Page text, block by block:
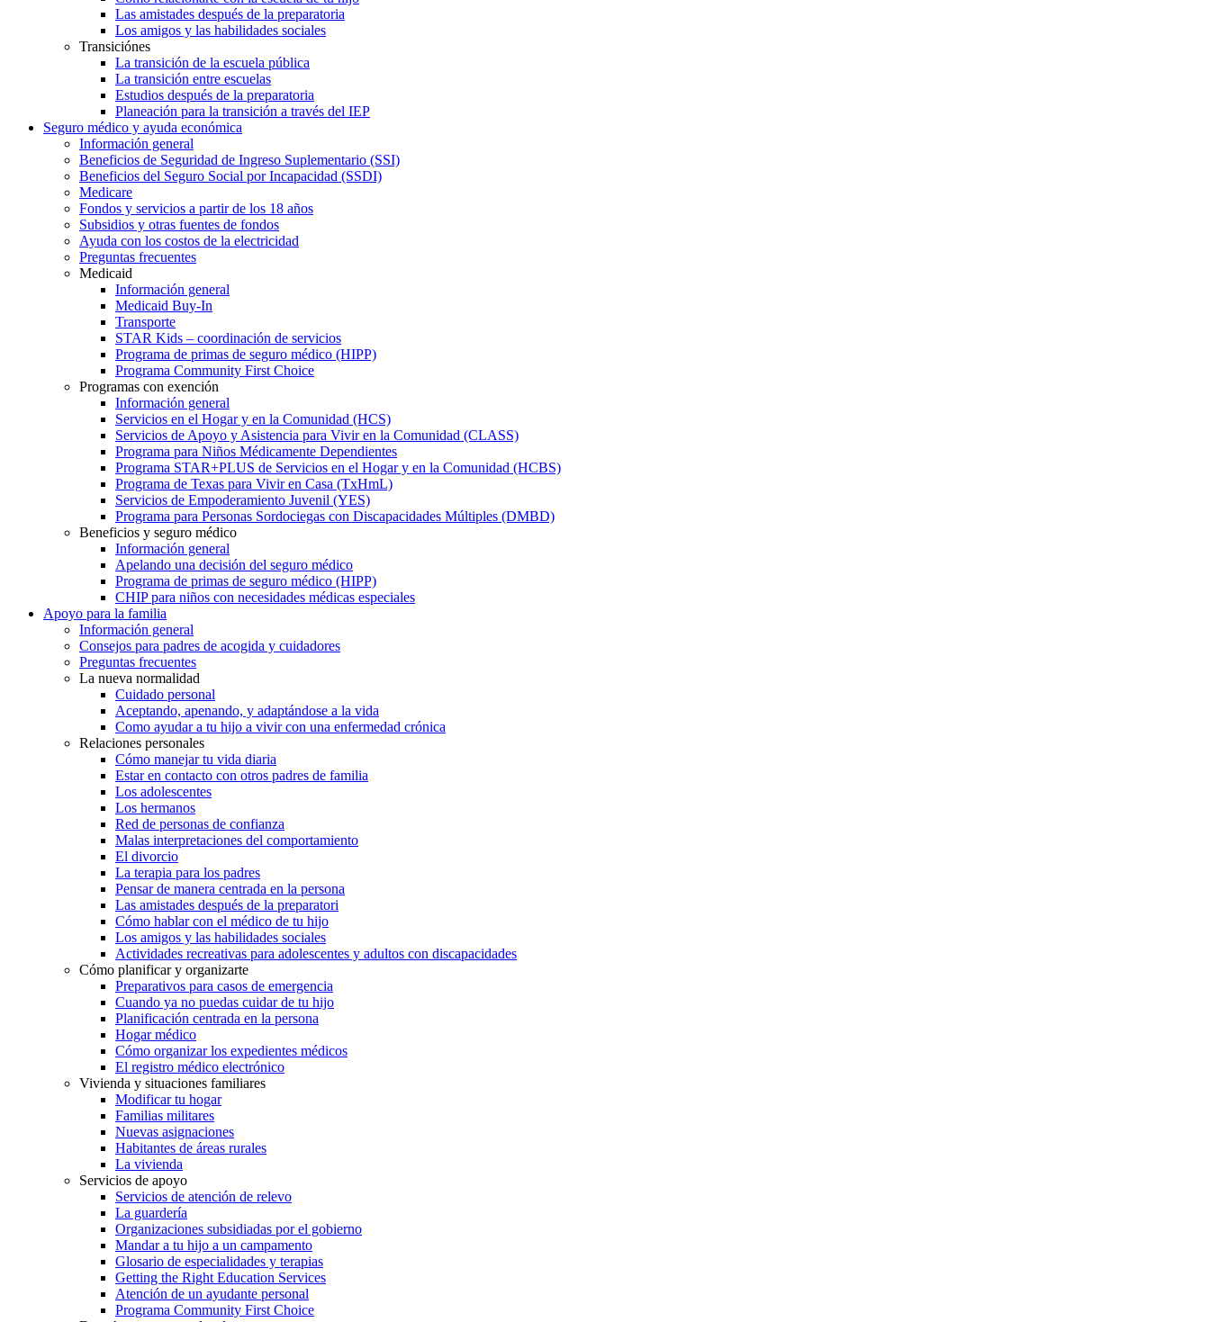
Las amistades después de la preparatoria
Los amigos y las habilidades sociales
Transiciónes
La transición de la escuela pública
La transición entre escuelas
Estudios después de la preparatoria
Planeación para la transición a través del IEP
Seguro médico y ayuda económica
Información general
Beneficios de Seguridad de Ingreso Suplementario (SSI)
Beneficios del Seguro Social por Incapacidad (SSDI)
Medicare
Fondos y servicios a partir de los 18 años
Subsidios y otras fuentes de fondos
Ayuda con los costos de la electricidad
Preguntas frecuentes
Medicaid
Información general
Medicaid Buy-In
Transporte
STAR Kids – coordinación de servicios
Programa de primas de seguro médico (HIPP)
Programa Community First Choice
Programas con exención
Información general
Servicios en el Hogar y en la Comunidad (HCS)
Servicios de Apoyo y Asistencia para Vivir en la Comunidad (CLASS)
Programa para Niños Médicamente Dependientes
Programa STAR+PLUS de Servicios en el Hogar y en la Comunidad (HCBS)
Programa de Texas para Vivir en Casa (TxHmL)
Servicios de Empoderamiento Juvenil (YES)
Programa para Personas Sordociegas con Discapacidades Múltiples (DMBD)
Beneficios y seguro médico
Información general
Apelando una decisión del seguro médico
Programa de primas de seguro médico (HIPP)
CHIP para niños con necesidades médicas especiales
Apoyo para la familia
Información general
Consejos para padres de acogida y cuidadores
Preguntas frecuentes
La nueva normalidad
Cuidado personal
Aceptando, apenando, y adaptándose a la vida
Como ayudar a tu hijo a vivir con una enfermedad crónica
Relaciones personales
Cómo manejar tu vida diaria
Estar en contacto con otros padres de familia
Los adolescentes
Los hermanos
Red de personas de confianza
Malas interpretaciones del comportamiento
El divorcio
La terapia para los padres
Pensar de manera centrada en la persona
Las amistades después de la preparatori
Cómo hablar con el médico de tu hijo
Los amigos y las habilidades sociales
Actividades recreativas para adolescentes y adultos con discapacidades
Cómo planificar y organizarte
Preparativos para casos de emergencia
Cuando ya no puedas cuidar de tu hijo
Planificación centrada en la persona
Hogar médico
Cómo organizar los expedientes médicos
El registro médico electrónico
Vivienda y situaciones familiares
Modificar tu hogar
Familias militares
Nuevas asignaciones
Habitantes de áreas rurales
La vivienda
Servicios de apoyo
Servicios de atención de relevo
La guardería
Organizaciones subsidiadas por el gobierno
Mandar a tu hijo a un campamento
Glosario de especialidades y terapias
Getting the Right Education Services
Atención de un ayudante personal
Programa Community First Choice